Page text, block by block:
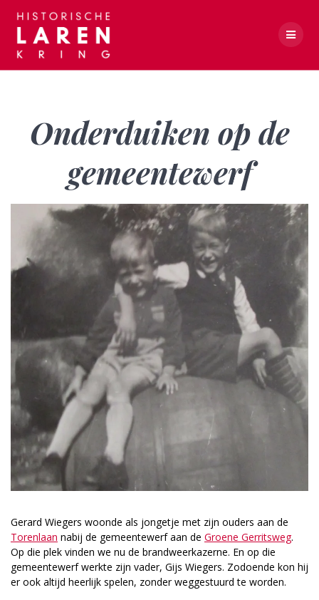
Onderduiken op de
gemeentewerf
Gerard Wiegers woonde als jongetje met zijn ouders aan de
Torenlaan nabij de gemeentewerf aan de Groene Gerritsweg.
Op die plek vinden we nu de brandweerkazerne. En op die
gemeentewerf werkte zijn vader, Gijs Wiegers. Zodoende kon hij
er ook altijd heerlijk spelen, zonder weggestuurd te worden.